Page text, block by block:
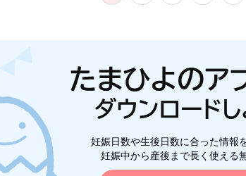
妊娠日数や生後日数に合った情報
妊娠中から産後まで長く使える